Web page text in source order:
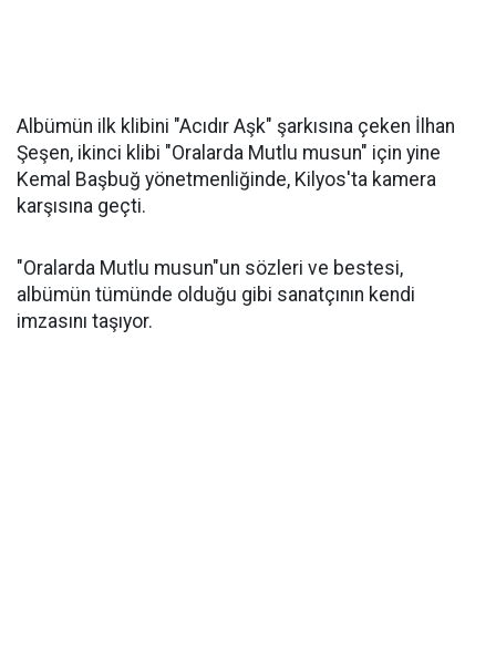
Albümün ilk klibini "Acıdır Aşk" şarkısına çeken İlhan
Şeşen, ikinci klibi "Oralarda Mutlu musun" için yine
Kemal Başbuğ yönetmenliğinde, Kilyos'ta kamera
karşısına geçti.
"Oralarda Mutlu musun"un sözleri ve bestesi,
albümün tümünde olduğu gibi sanatçının kendi
imzasını taşıyor.